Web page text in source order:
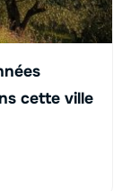
cette ville